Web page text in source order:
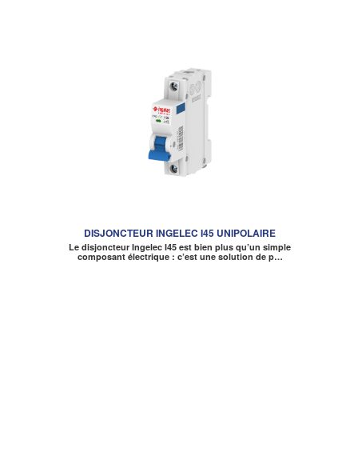
DISJONCTEUR INGELEC I45 UNIPOLAIRE
Le disjoncteur Ingelec I45 est bien plus qu’un simple
composant électrique : c’est une solution de p…